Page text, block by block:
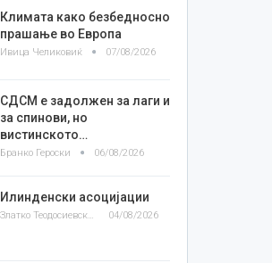
Климата како безбедносно
прашање во Европа
Ивица Челиковиќ 07/08/2026
СДСМ е задолжен за лаги и
за спинови, но
вистинското…
Бранко Героски 06/08/2026
Илинденски асоцијации
Златко Теодосиевски 04/08/2026